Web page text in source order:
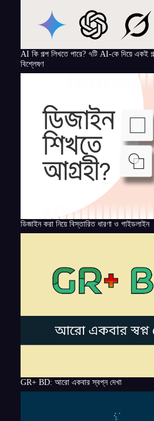
AI কি গল্প লিখতে পারে? ৭টি AI-কে দিয়ে একই
বিশ্লেষণ
ডিজাইন করা নিয়ে বিস্তারিত ধারণা ও গাইডলাইন
GR+ BD: আরো একবার স্বপ্ন দেখা